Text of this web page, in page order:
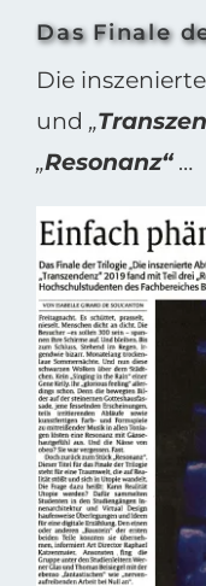
Das Finale
Die
und „
„Resonanz“…